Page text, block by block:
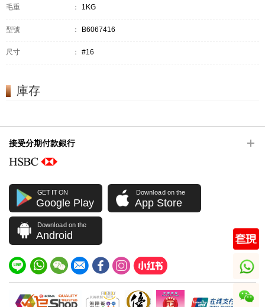
毛重 ： 1KG
型號 ： B6067416
尺寸 ： #16
庫存
接受分期付款銀行
GET IT ON
Google Play
Download on the
App Store
Download on the
Android
whatsapp